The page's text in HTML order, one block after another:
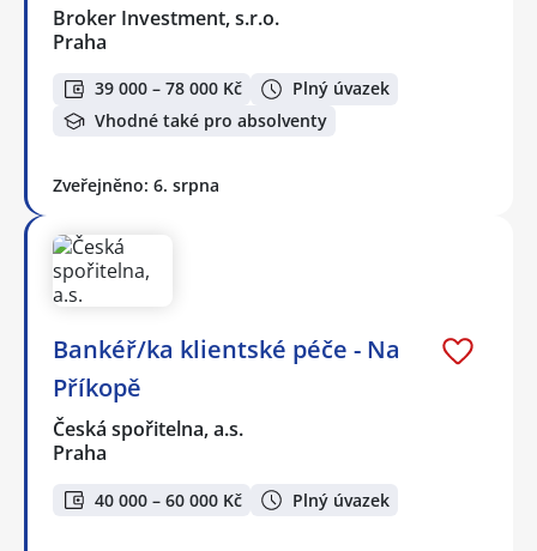
Broker Investment, s.r.o.
Praha
39 000 – 78 000 Kč
Plný úvazek
Vhodné také pro absolventy
Zveřejněno: 6. srpna
Bankéř/ka klientské péče - Na
Příkopě
Česká spořitelna, a.s.
Praha
40 000 – 60 000 Kč Plný úvazek